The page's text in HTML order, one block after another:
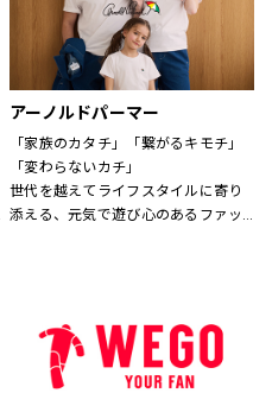
アーノルドパーマー
「家族のカタチ」「繋がるキモチ」
「変わらないカチ」
世代を越えてライフスタイルに寄り
添える、元気で遊び心のあるファッ
※イーアスつくば店ではキッズの取
扱いはございません。